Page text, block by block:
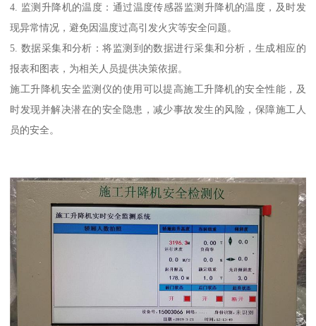
4. 监测升降机的温度：通过温度传感器监测升降机的温度，及时发
现异常情况，避免因温度过高引发火灾等安全问题。
5. 数据采集和分析：将监测到的数据进行采集和分析，生成相应的
报表和图表，为相关人员提供决策依据。
施工升降机安全监测仪的使用可以提高施工升降机的安全性能，及
时发现并解决潜在的安全隐患，减少事故发生的风险，保障施工人
员的安全。